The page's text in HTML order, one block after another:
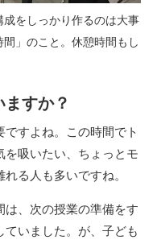
をしっかり作るのは大事
」のこと。休憩時間もし
すか？
すよね。この時間でト
を吸いたい、ちょっとモ
る人も多いですね。
、次の授業の準備をす
ていました。が、子ども